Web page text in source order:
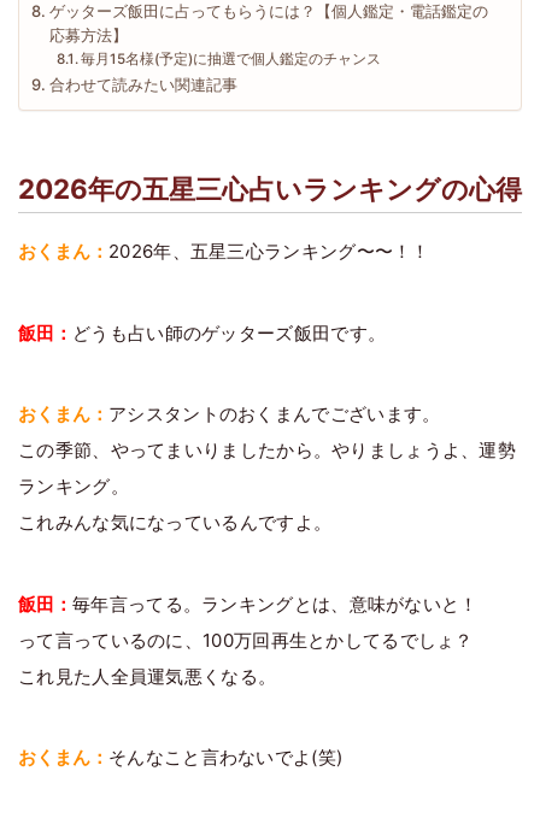
ゲッターズ飯田に占ってもらうには？【個人鑑定・電話鑑定の
応募方法】
毎月15名様(予定)に抽選で個人鑑定のチャンス
合わせて読みたい関連記事
2026年の五星三心占いランキングの心得
おくまん： 2026年、五星三心ランキング〜〜！！
飯田： どうも占い師のゲッターズ飯田です。
おくまん： アシスタントのおくまんでございます。
この季節、やってまいりましたから。やりましょうよ、運勢
ランキング。
これみんな気になっているんですよ。
飯田： 毎年言ってる。ランキングとは、意味がないと！
って言っているのに、100万回再生とかしてるでしょ？
これ見た人全員運気悪くなる。
おくまん： そんなこと言わないでよ(笑)